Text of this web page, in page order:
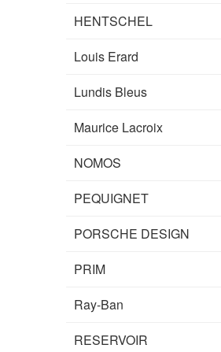
HENTSCHEL
Louis Erard
Lundis Bleus
Maurice Lacroix
NOMOS
PEQUIGNET
PORSCHE DESIGN
PRIM
Ray-Ban
RESERVOIR